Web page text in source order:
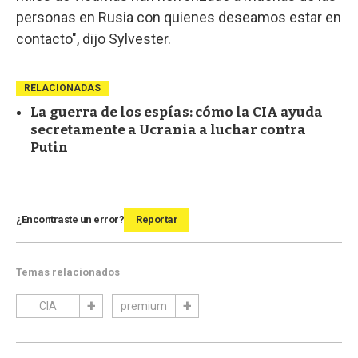
personas en Rusia con quienes deseamos estar en
contacto", dijo Sylvester.
RELACIONADAS
La guerra de los espías: cómo la CIA ayuda
secretamente a Ucrania a luchar contra
Putin
¿Encontraste un error? Reportar
Temas relacionados
CIA premium